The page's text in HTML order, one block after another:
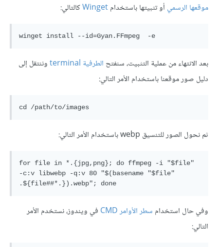
موقعها الرسمي أو تثبيتها باستخدامWingetكالتالي:
بعد الانتهاء من عملية التثبيت، سنفتح الطرفية terminal
وننتقل إلى
دليل صور موقعنا باستخدام الأمر التالي:
ثم نحول الصور للتنسيق webp باستخدام الأمر التالي:
for file in *.{jpg,png}; do ffmpeg -i "$file"
-c:v libwebp -q:v 80 "$(basename "$file"
وفي حال استخدام سطر الأوامر CMD
في ويندوز، نستخدم الأمر
التالي: